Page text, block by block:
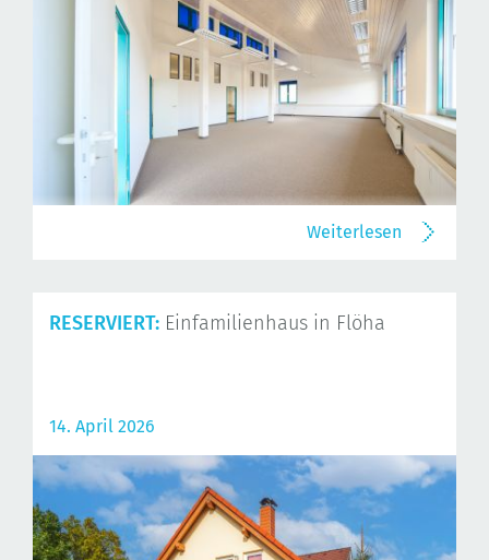
Weiterlesen
RESERVIERT: Einfamilienhaus in Flöha
14. April 2026